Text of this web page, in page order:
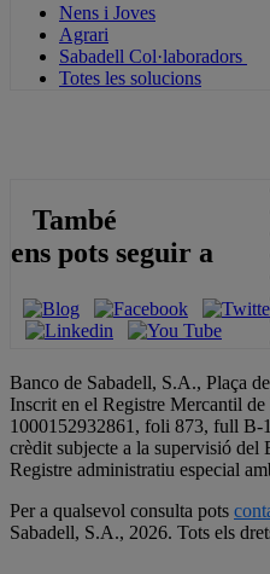
Nens i Joves
Agrari
Sabadell Col·laboradors
Totes les solucions
També
ens pots seguir a
Banco de Sabadell, S.A., Plaça
Inscrit en el Registre Mercantil
1000152932861, foli 873, full
crèdit subjecte a la supervisió del
Registre administratiu especial
Per a qualsevol consulta pots
Sabadell, S.A., 2026. Tots els